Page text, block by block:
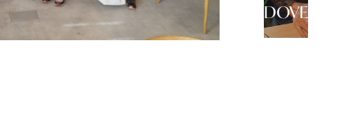
DOVEDA